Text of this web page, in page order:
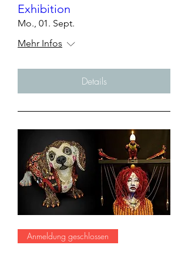
Exhibition
Mo., 01. Sept.
Mehr Infos
Details
Anmeldung geschlossen